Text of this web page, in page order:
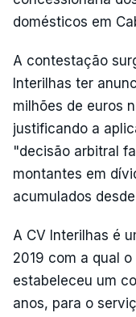
domésticos em
A contestação
Interilhas ter
milhões de euros
justificando a
"decisão arbitral
montantes em
acumulados
A CV Interilhas é
2019 com a qual
estabeleceu um
anos, para o